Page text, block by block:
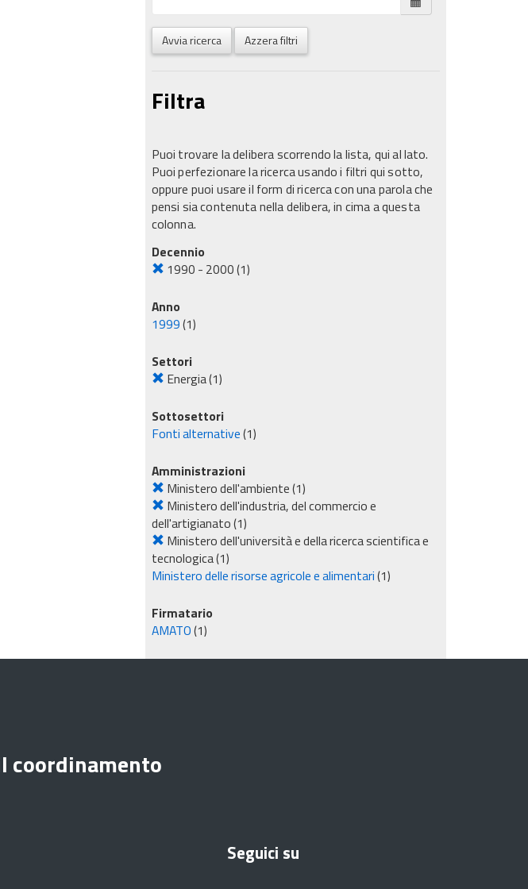
Avvia ricerca Azzera filtri
Filtra
Puoi trovare la delibera scorrendo la lista, qui al lato.
Puoi perfezionare la ricerca usando i filtri qui sotto,
oppure puoi usare il form di ricerca con una parola che
pensi sia contenuta nella delibera, in cima a questa
colonna.
Decennio
1990 - 2000(1)
Anno
1999(1)
Settori
Energia(1)
Sottosettori
Fonti alternative(1)
Amministrazioni
Ministero dell'ambiente(1)
Ministero dell'industria, del commercio e
dell'artigianato(1)
Ministero dell'università e della ricerca scientifica e
tecnologica(1)
Ministero delle risorse agricole e alimentari(1)
Firmatario
AMATO(1)
coordinamento
Seguici su